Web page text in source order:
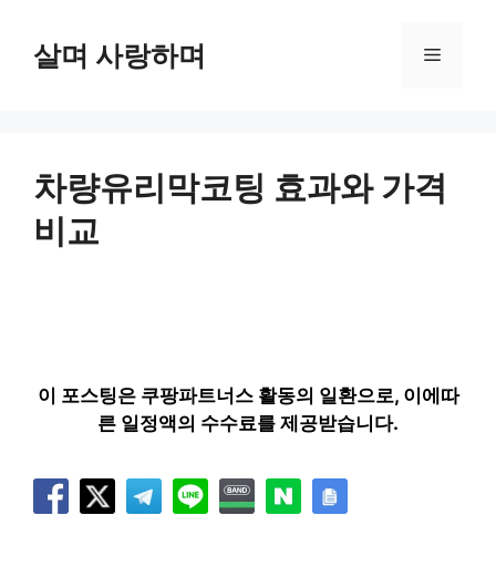
살며 사랑하며 메
차량유리막코팅 효과와 가격
비교
이 포스팅은 쿠팡파트너스 활동의 일환으로, 이에따
른 일정액의 수수료를 제공받습니다.